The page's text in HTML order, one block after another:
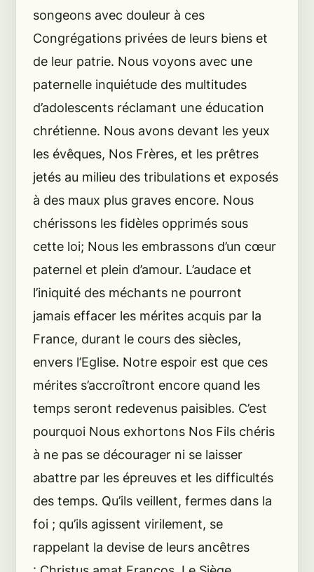
songeons avec douleur à ces
Congrégations privées de leurs biens et
de leur patrie. Nous voyons avec une
paternelle inquiétude des multitudes
d’adolescents réclamant une éducation
chrétienne. Nous avons devant les yeux
les évêques, Nos Frères, et les prêtres
jetés au milieu des tribulations et exposés
à des maux plus graves encore. Nous
chérissons les fidèles opprimés sous
cette loi; Nous les embrassons d’un cœur
paternel et plein d’amour. L’audace et
l’iniquité des méchants ne pourront
jamais effacer les mérites acquis par la
France, durant le cours des siècles,
envers l’Eglise. Notre espoir est que ces
mérites s’accroîtront encore quand les
temps seront redevenus paisibles. C’est
pourquoi Nous exhortons Nos Fils chéris
à ne pas se décourager ni se laisser
abattre par les épreuves et les difficultés
des temps. Qu’ils veillent, fermes dans la
foi ; qu’ils agissent virilement, se
rappelant la devise de leurs ancêtres